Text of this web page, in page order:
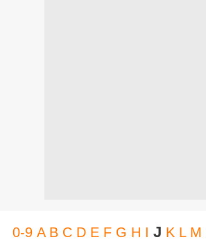
0-9 A B C D E F G H I J K L M